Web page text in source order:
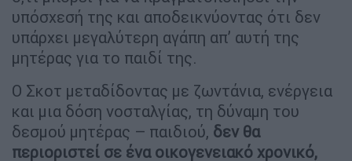
υπόσχεσή της και αποδεικνύοντας ότι δεν
υπάρχει μεγαλύτερη αγάπη απ’ αυτή της
μητέρας για το παιδί της.
Ο Σκοτ μεταδίδοντας με ζωντάνια, ενέργεια
και μια δόση νοσταλγίας, τη δύναμη του
δεσμού μητέρας – παιδιού, δεν θα
περιοριστεί σε ένα οικογενειακό χρονικό,